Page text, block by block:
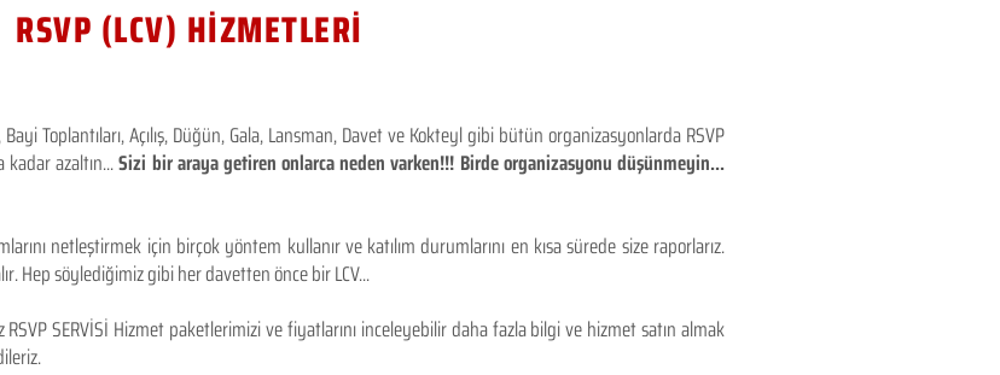
RSVP (LCV) HİZMETLERİ
Toplantıları, Açılış, Düğün, Gala, Lansman, Davet ve Kokteyl gibi bütün organizasyonlarda RSVP
kadar azaltın...Sizi bir araya getiren onlarca neden varken!!! Birde organizasyonu düşünmeyin...
netleştirmek için birçok yöntem kullanır ve katılım durumlarını en kısa sürede size raporlarız.
Hep söylediğimiz gibi her davetten önce bir LCV...
SERVİSİ Hizmet paketlerimizi ve fiyatlarını inceleyebilir daha fazla bilgi ve hizmet satın almak